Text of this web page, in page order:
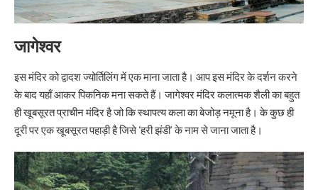
जागेश्वर
इस मंदिर को द्वादश ज्योर्तिलिंग में एक माना जाता है। आप इस मंदिर के दर्शन करने
के बाद यहाँ आकर पिकनिक मना सकते हैं। जागेश्वर मंदिर कलात्मक शैली का बहुत
ही खूबसूरत प्राचीन मंदिर है जो कि स्थापत्य कला का बेजोड़ नमूना है। के कुछ ही
दूरी पर एक खूबसूरत पहाड़ी है जिसे ‘हरी झंडी’ के नाम से जाना जाता है।